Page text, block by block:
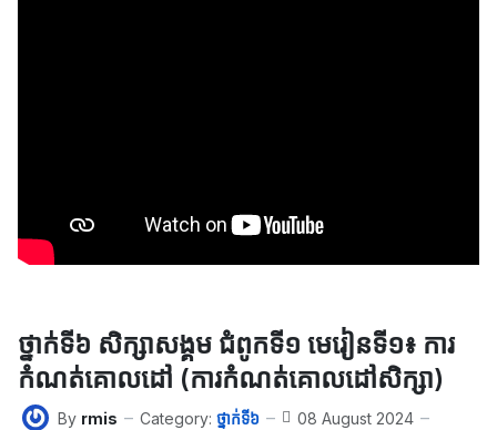
ថ្នាក់ទី៦ សិក្សាសង្គម ជំពូកទី​១ មេរៀនទី​១៖ ការ
កំណត់គោលដៅ (ការកំណត់គោលដៅសិក្សា)
By rmis Category: ថ្នាក់ទី៦
08 August 2024